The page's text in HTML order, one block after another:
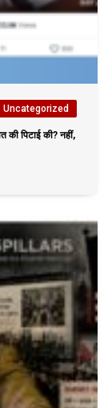
Uncategorized
की पिटाई की? नहीं,